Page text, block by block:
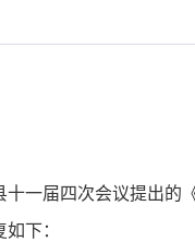
十一届四次会议提出的
下：